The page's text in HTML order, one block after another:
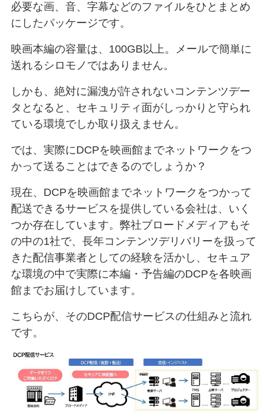
必要な画、音、字幕などのファイルをひとまとめ
にしたパッケージです。
映画本編の容量は、100GB以上。メールで簡単に
送れるシロモノではありません。
しかも、絶対に漏洩が許されないコンテンツデー
タとなると、セキュリティ面がしっかりと守られ
ている環境でしか取り扱えません。
では、実際にDCPを映画館までネットワークをつ
かって送ることはできるのでしょうか？
現在、DCPを映画館までネットワークをつかって
配送できるサービスを提供している会社は、いく
つか存在しています。弊社ブロードメディアもそ
の中の1社で、長年コンテンツデリバリーを扱って
きた配信事業者としての経験を活かし、セキュア
な環境の中で実際に本編・予告編のDCPを各映画
館までお届けしています。
こちらが、そのDCP配信サービスの仕組みと流れ
です。